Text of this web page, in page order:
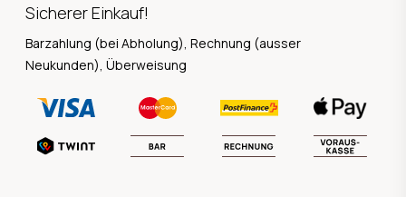
Sicherer Einkauf!
Barzahlung (bei Abholung), Rechnung (ausser
Neukunden), Überweisung